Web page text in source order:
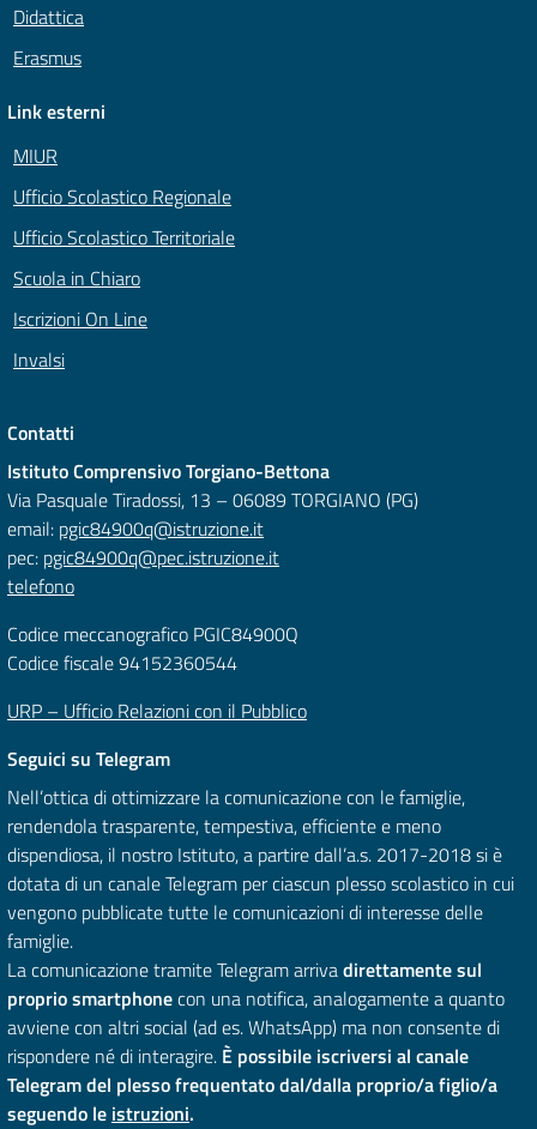
Didattica
Erasmus
Link esterni
MIUR
Ufficio Scolastico Regionale
Ufficio Scolastico Territoriale
Scuola in Chiaro
Iscrizioni On Line
Invalsi
Contatti
Istituto Comprensivo Torgiano-Bettona
Via Pasquale Tiradossi, 13 – 06089 TORGIANO (PG)
email: pgic84900q@istruzione.it
pec: pgic84900q@pec.istruzione.it
telefono
Codice meccanografico PGIC84900Q
Codice fiscale 94152360544
URP – Ufficio Relazioni con il Pubblico
Seguici su Telegram
Nell’ottica di ottimizzare la comunicazione con le famiglie,
rendendola trasparente, tempestiva, efficiente e meno
dispendiosa, il nostro Istituto, a partire dall’a.s. 2017-2018 si è
dotata di un canale Telegram per ciascun plesso scolastico in cui
vengono pubblicate tutte le comunicazioni di interesse delle
famiglie.
La comunicazione tramite Telegram arrivadirettamente sul
proprio smartphonecon una notifica, analogamente a quanto
avviene con altri social (ad es. WhatsApp) ma non consente di
rispondere né di interagire. È possibile iscriversi al canale
Telegram del plesso frequentato dal/dalla proprio/a figlio/a
seguendo le istruzioni.